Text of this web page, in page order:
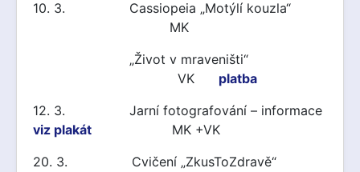
10. 3. Cassiopeia „Motýlí kouzla“
MK
„Život v mraveništi“
VK platba
12. 3. Jarní fotografování – informace
viz plakát MK +VK
20. 3. Cvičení „ZkusToZdravě“